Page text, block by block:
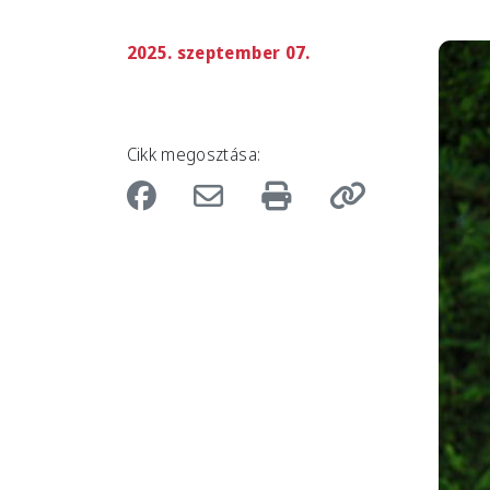
2025. szeptember 07.
Cikk megosztása: